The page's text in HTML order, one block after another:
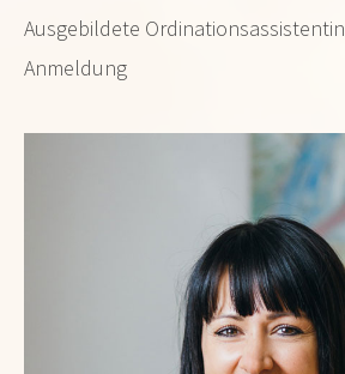
Ausgebildete Ordinationsassistentin
Anmeldung